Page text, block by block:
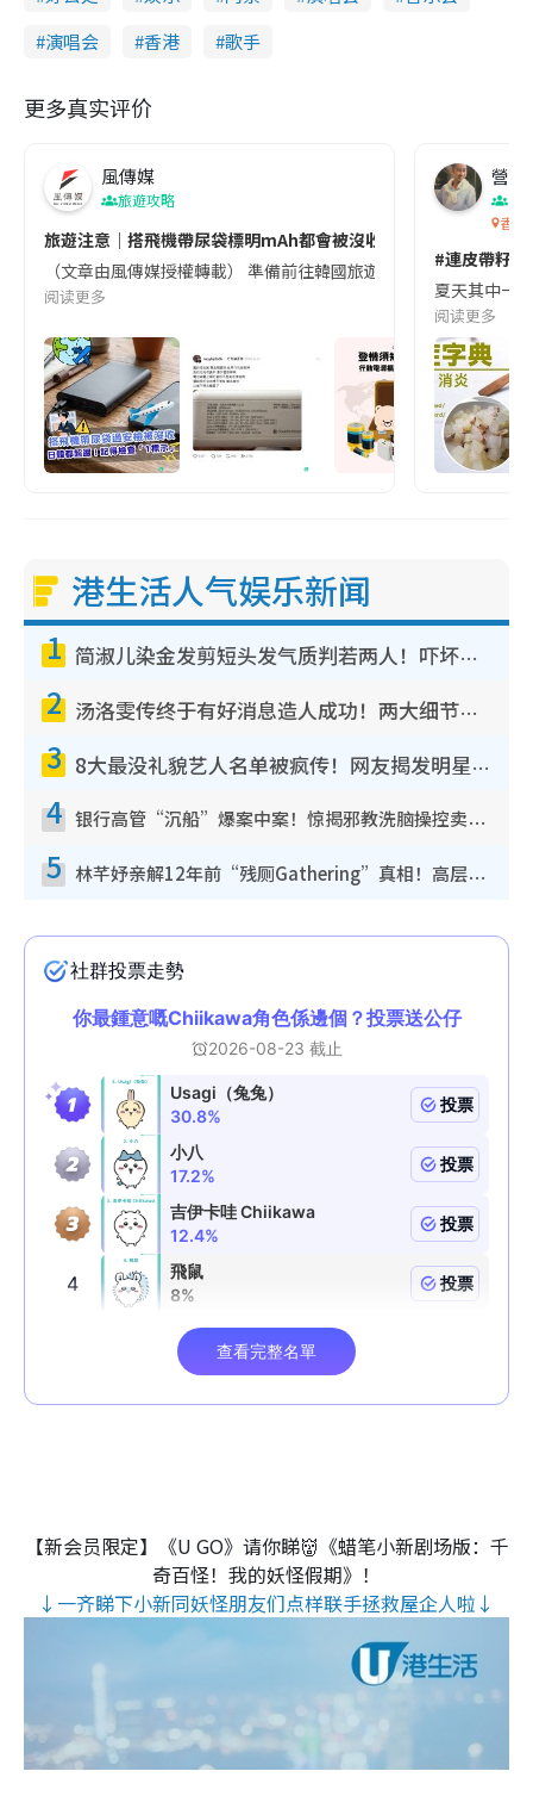
演唱会
香港 歌手
更多真实评价
風傳媒
旅遊攻略
旅遊注意｜搭飛機帶尿袋標明mAh都會被沒收😱出發前切記檢查
（文章由風傳媒授權轉載） 準備前往韓國旅遊的民眾，近期要
阅读更多
營養
香港
#連皮帶籽
夏天其中一
阅读更多
港生活人气娱乐新闻
1 简淑儿染金发剪短头发气质判若两人！吓坏老公麦大力都认不出：“你做什么？”
2 汤洛雯传终于有好消息造人成功！两大细节曝孕味极浓引猜测：大肚婆先会咁！
3 8大最没礼貌艺人名单被疯传！网友揭发明星真面目，一致数落这一位是无品天花板？
4 银行高管“沉船”爆案中案！惊揭邪教洗脑操控卖淫被吞600万，幕后黑手讲多错多
5 林芊妤亲解12年前“残厕Gathering”真相！高层解约一句话重创尊严，至今拒返TVB
【新会员限定】《U GO》请你睇👹《蜡笔小新剧场版：千
奇百怪！我的妖怪假期》！
↓一齐睇下小新同妖怪朋友们点样联手拯救屋企人啦↓